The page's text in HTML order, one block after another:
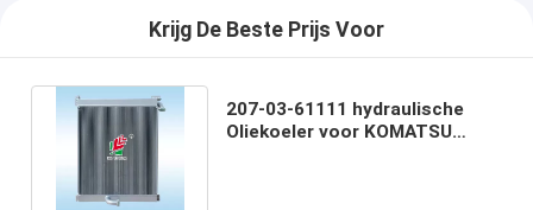
Krijg De Beste Prijs Voor
207-03-61111 hydraulische
Oliekoeler voor KOMATSU